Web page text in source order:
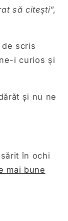
să citești”,
de scris
i curios și
și nu ne
în ochi
mai bune